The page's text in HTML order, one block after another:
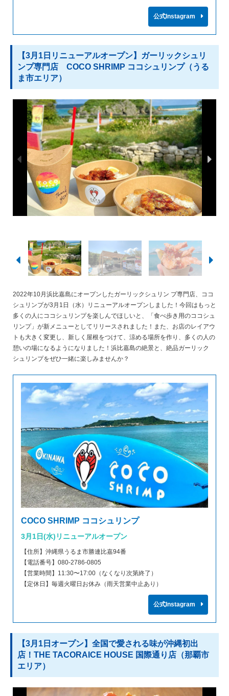
公式Instagram
【3月1日リニューアルオープン】ガーリックシュリ
ンプ専門店 COCO SHRIMP ココシュリンプ（うる
ま市エリア）
2022年10月浜比嘉島にオープンしたガーリックシュリン プ専門店、ココ
シュリンプが3月1日（水）リニューアルオープンしました！今回はもっと
多くの人にココシュリンプを楽しんでほしいと、「食べ歩き用のココシュ
リンプ」が新メニューとしてリリースされました！また、お店のレイアウ
トも大きく変更し、新しく屋根をつけて、涼める場所を作り、多くの人の
憩いの場になるようになりました！浜比嘉島の絶景と、絶品ガーリック
シュリンプをぜひ一緒に楽しみませんか？
COCO SHRIMP ココシュリンプ
3月1日(水)リニューアルオープン
【住所】沖縄県うるま市勝連比嘉94番
【電話番号】080-2786-0805
【営業時間】11:30〜17:00（なくなり次第終了）
【定休日】毎週火曜日お休み（雨天営業中止あり）
公式Instagram
【3月1日オープン】全国で愛される味が沖縄初出
店！THE TACORAICE HOUSE 国際通り店（那覇市
エリア）